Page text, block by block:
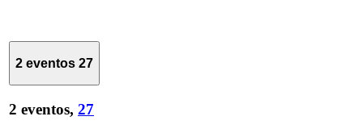
2 eventos 27
2 eventos, 27